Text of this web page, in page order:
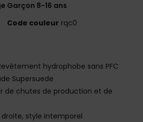
Garçon 8-16 ans
Code couleur rqc0
hydrophobe sans PFC
Supersuede
de chutes de production et de
style intemporel